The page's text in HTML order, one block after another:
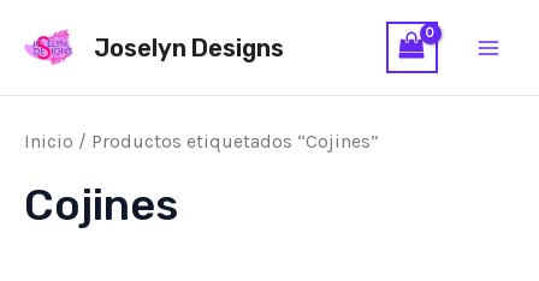
Joselyn Designs
Inicio / Productos etiquetados “Cojines”
Cojines